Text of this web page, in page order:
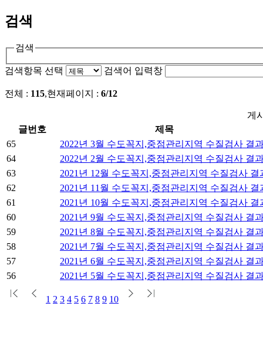
검색
검색
검색항목 선택 검색어 입력창
전체 : 115,현재페이지 : 6/12
게
글번호
제목
65
2022년 3월 수도꼭지,중점관리지역 수질검사 결
64
2022년 2월 수도꼭지,중점관리지역 수질검사 결
63
2021년 12월 수도꼭지,중점관리지역 수질검사 결
62
2021년 11월 수도꼭지,중점관리지역 수질검사 결
61
2021년 10월 수도꼭지,중점관리지역 수질검사 결
60
2021년 9월 수도꼭지,중점관리지역 수질검사 결
59
2021년 8월 수도꼭지,중점관리지역 수질검사 결
58
2021년 7월 수도꼭지,중점관리지역 수질검사 결
57
2021년 6월 수도꼭지,중점관리지역 수질검사 결
56
2021년 5월 수도꼭지,중점관리지역 수질검사 결
1 2 3 4 5 6 7 8 9 10